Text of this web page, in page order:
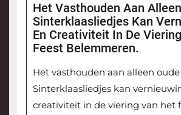
Het Vasthouden Aan
Sinterklaasliedjes Kan
En Creativiteit In De
Feest Belemmeren.
Het vasthouden aan alleen oude
Sinterklaasliedjes kan
creativiteit in de viering van het